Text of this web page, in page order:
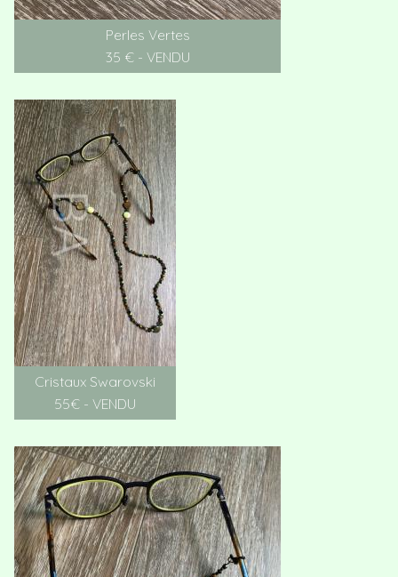
Perles Vertes
35 € - VENDU
Cristaux Swarovski
55€ - VENDU